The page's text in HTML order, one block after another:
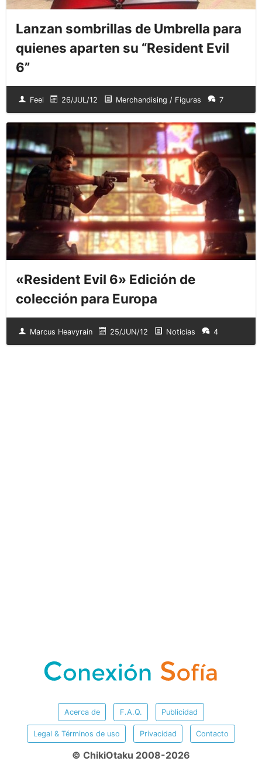
Lanzan sombrillas de Umbrella para
quienes aparten su “Resident Evil
6”
Feel 26/JUL/12 Merchandising / Figuras 7
«Resident Evil 6» Edición de
colección para Europa
Marcus Heavyrain 25/JUN/12 Noticias 4
Acerca de F.A.Q. Publicidad
Legal & Términos de uso Privacidad Contacto
© ChikiOtaku 2008-2026